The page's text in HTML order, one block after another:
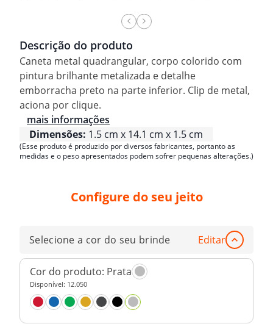
Descrição do produto
Caneta metal quadrangular, corpo colorido com
pintura brilhante metalizada e detalhe
emborracha preto na parte inferior. Clip de metal,
aciona por clique.
mais informações
Dimensões: 1.5 cm x 14.1 cm x 1.5 cm
(Esse produto é produzido por diversos fabricantes, portanto as
medidas e o peso apresentados podem sofrer pequenas alterações.)
Configure do seu jeito
Selecione a cor do seu brinde Editar
Cor do produto: Prata
Disponível: 12.050